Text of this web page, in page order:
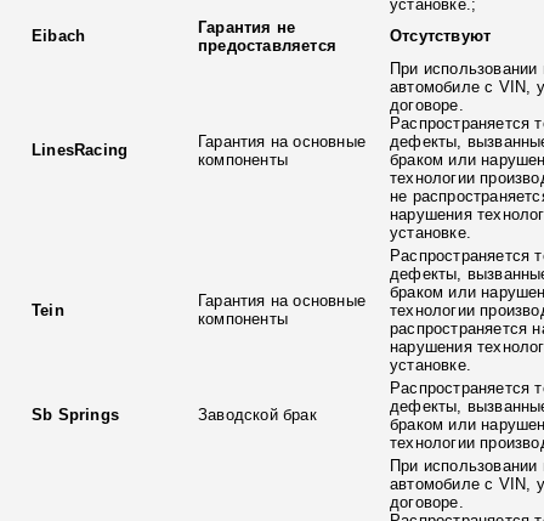
установке.;
Eibach
Гарантия не
предоставляется
Отсутствуют
LinesRacing
Гарантия на основные
компоненты
При использовании
автомобиле с VIN,
договоре.
Распространяется
дефекты,
браком или
технологии
не
нарушения
установке.
Tein
Гарантия на основные
компоненты
Распространяется
дефекты,
браком или
технологии
распространяется
нарушения
установке.
Sb Springs Заводской брак
Распространяется
дефекты,
браком или
технологии
При использовании
автомобиле с VIN,
договоре.